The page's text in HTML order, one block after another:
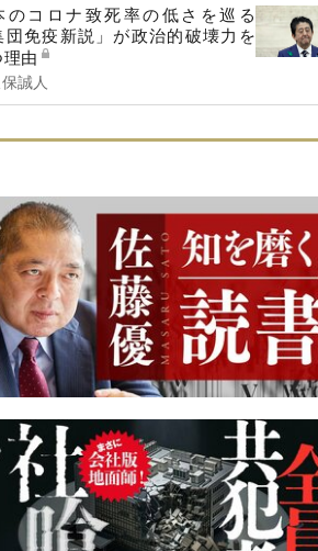
のコロナ致死率の低さを巡る
団免疫新説」が政治的破壊力を
由
保誠人